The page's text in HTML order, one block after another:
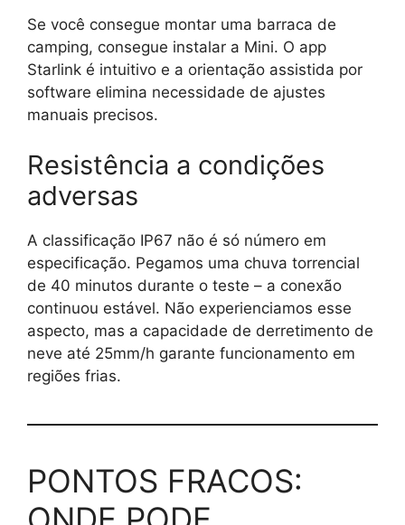
Se você consegue montar uma barraca de
camping, consegue instalar a Mini. O app
Starlink é intuitivo e a orientação assistida por
software elimina necessidade de ajustes
manuais precisos.
Resistência a condições
adversas
A classificação IP67 não é só número em
especificação. Pegamos uma chuva torrencial
de 40 minutos durante o teste – a conexão
continuou estável. Não experienciamos esse
aspecto, mas a capacidade de derretimento de
neve até 25mm/h garante funcionamento em
regiões frias.
PONTOS FRACOS: